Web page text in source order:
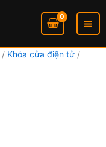
/ Khóa cửa điện tử /